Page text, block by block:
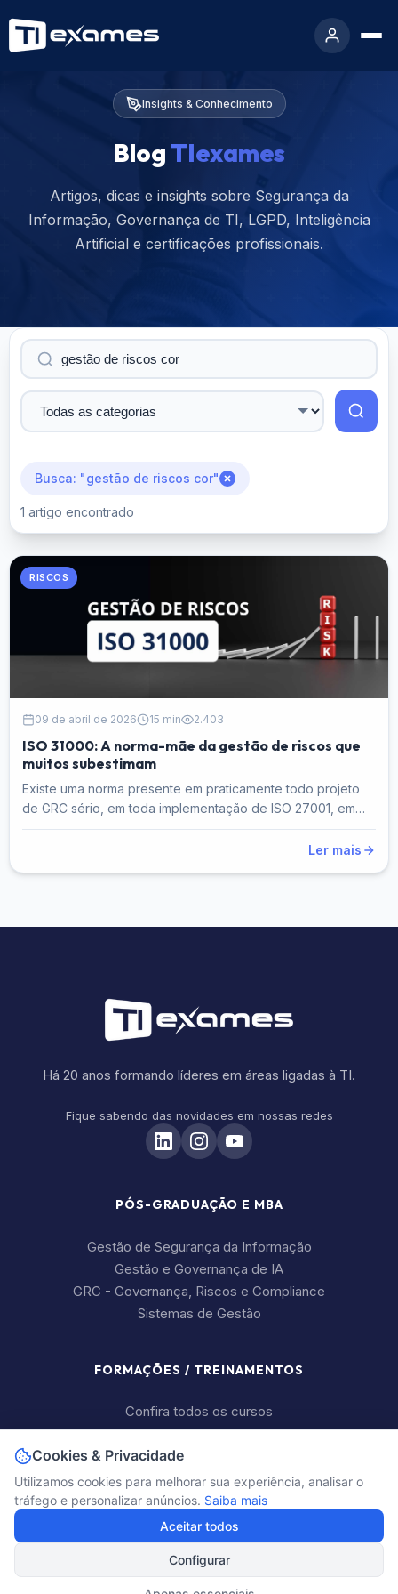
Insights & Conhecimento
Blog TIexames
Artigos, dicas e insights sobre Segurança da
Informação, Governança de TI, LGPD, Inteligência
Artificial e certificações profissionais.
Busca: "gestão de riscos cor"
1 artigo encontrado
RISCOS
09 de abril de 2026 15 min 2.403
ISO 31000: A norma-mãe da gestão de riscos que
muitos subestimam
Existe uma norma presente em praticamente todo projeto
de GRC sério, em toda implementação de ISO 27001, em
toda estrutura de compliance...
Ler mais
Há 20 anos formando líderes em áreas ligadas à TI.
Fique sabendo das novidades em nossas redes
PÓS-GRADUAÇÃO E MBA
Gestão de Segurança da Informação
Gestão e Governança de IA
GRC - Governança, Riscos e Compliance
Sistemas de Gestão
FORMAÇÕES / TREINAMENTOS
Confira todos os cursos
+55 11 2626-7934
contato@tiexames.com.br
©2026 - Todos direitos reservados - TIexames
Cookies & Privacidade
Utilizamos cookies para melhorar sua experiência, analisar o
tráfego e personalizar anúncios. Saiba mais
Aceitar todos
Configurar